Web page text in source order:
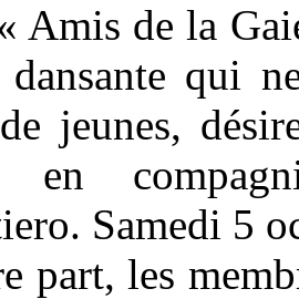
Amis de la
dansante qui
jeunes,
en
Samedi 5
part, les